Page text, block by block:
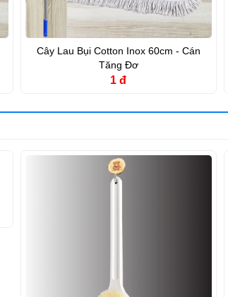
Cây Lau Bụi Cotton Inox 60cm - Cán
Tăng Đơ
1 đ